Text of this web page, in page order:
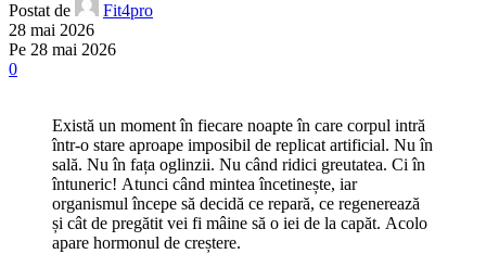
Postat de
Fit4pro
28 mai 2026
Pe 28 mai 2026
0
Există un moment în fiecare noapte în care corpul intră
într-o stare aproape imposibil de replicat artificial. Nu în
sală. Nu în fața oglinzii. Nu când ridici greutatea. Ci în
întuneric! Atunci când mintea încetinește, iar
organismul începe să decidă ce repară, ce regenerează
și cât de pregătit vei fi mâine să o iei de la capăt. Acolo
apare hormonul de creștere.